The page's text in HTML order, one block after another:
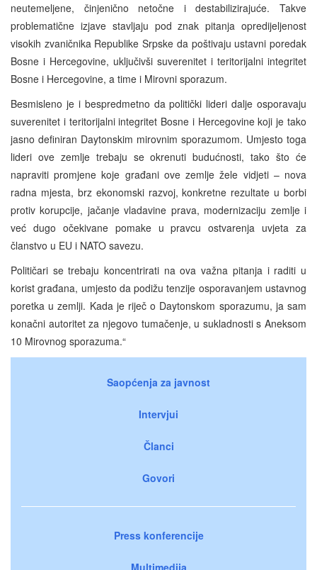
neutemeljene, činjenično netočne i destabilizirajuće. Takve
problematične izjave stavljaju pod znak pitanja opredijeljenost
visokih zvaničnika Republike Srpske da poštivaju ustavni poredak
Bosne i Hercegovine, uključivši suverenitet i teritorijalni integritet
Bosne i Hercegovine, a time i Mirovni sporazum.
Besmisleno je i bespredmetno da politički lideri dalje osporavaju
suverenitet i teritorijalni integritet Bosne i Hercegovine koji je tako
jasno definiran Daytonskim mirovnim sporazumom. Umjesto toga
lideri ove zemlje trebaju se okrenuti budućnosti, tako što će
napraviti promjene koje građani ove zemlje žele vidjeti – nova
radna mjesta, brz ekonomski razvoj, konkretne rezultate u borbi
protiv korupcije, jačanje vladavine prava, modernizaciju zemlje i
već dugo očekivane pomake u pravcu ostvarenja uvjeta za
članstvo u EU i NATO savezu.
Političari se trebaju koncentrirati na ova važna pitanja i raditi u
korist građana, umjesto da podižu tenzije osporavanjem ustavnog
poretka u zemlji. Kada je riječ o Daytonskom sporazumu, ja sam
konačni autoritet za njegovo tumačenje, u sukladnosti s Aneksom
10 Mirovnog sporazuma.“
Saopćenja za javnost
Intervjui
Članci
Govori
Press konferencije
Multimedija